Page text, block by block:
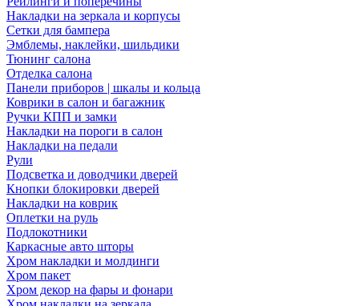
Накладки на зеркала и корпусы
Сетки для бампера
Эмблемы, наклейки, шильдики
Тюнинг салона
Отделка салона
Панели приборов | шкалы и кольца
Коврики в салон и багажник
Ручки КПП и замки
Накладки на пороги в салон
Накладки на педали
Рули
Подсветка и доводчики дверей
Кнопки блокировки дверей
Накладки на коврик
Оплетки на руль
Подлокотники
Каркасные авто шторы
Хром накладки и молдинги
Хром пакет
Хром декор на фары и фонари